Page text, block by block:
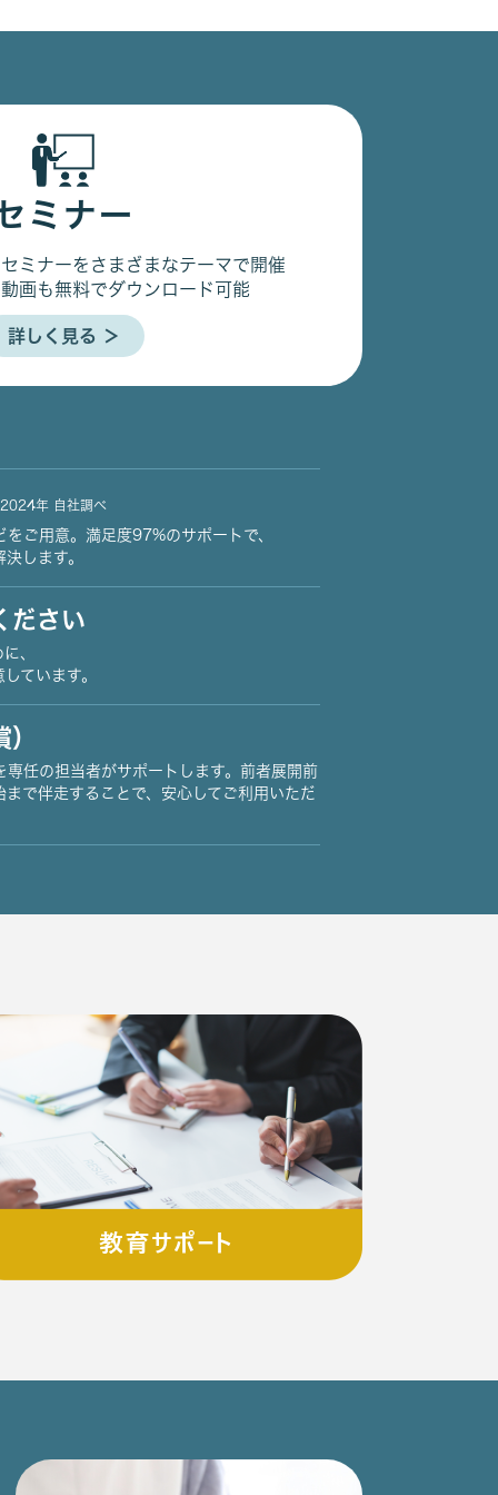
ミナー
ミナーをさまざまなテーマで開催
画も無料でダウンロード可能
詳しく見る ＞
年 自社調べ
ご用意。満足度97%のサポートで、
します。
ださい
、
ています。
任の担当者がサポートします。前者展開前
で伴走することで、安心してご利用いただ